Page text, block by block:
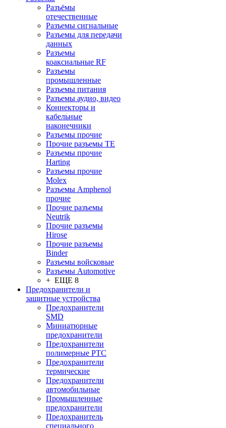
Разъёмы
отечественные
Разъeмы сигнальные
Разъeмы для передачи
данных
Разъeмы
коаксиальные RF
Разъeмы
промышленные
Разъeмы питания
Разъeмы аудио, видео
Коннекторы и
кабельные
наконечники
Разъeмы прочие
Прочие разъемы TE
Разъемы прочие
Harting
Разъемы прочие
Molex
Разъемы Amphenol
прочие
Прочие разъемы
Neutrik
Прочие разъемы
Hirose
Прочие разъемы
Binder
Разъемы войсковые
Разъeмы Automotive
+ ЕЩЕ 8
Предохранители и
защитные устройства
Предохранители
SMD
Миниатюрные
предохранители
Предохранители
полимерные PTC
Предохранители
термические
Предохранители
автомобильные
Промышленные
предохранители
Предохранитель
специального